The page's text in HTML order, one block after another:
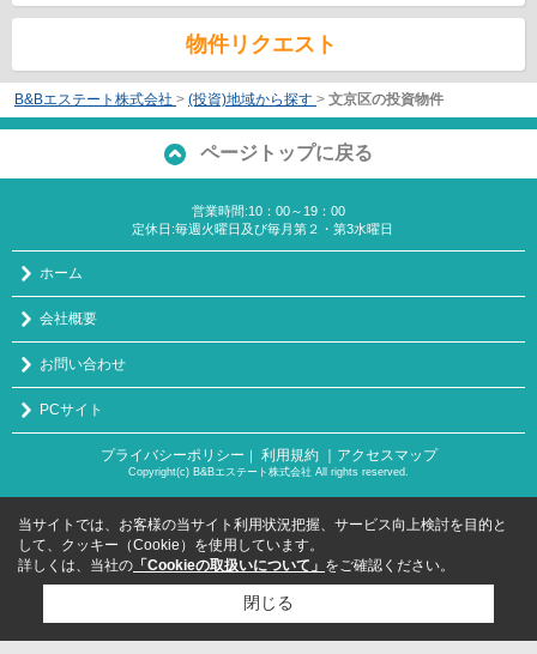
物件リクエスト
B&Bエステート株式会社 > (投資)地域から探す > 文京区の投資物件
ページトップに戻る
営業時間:10：00～19：00
定休日:毎週火曜日及び毎月第２・第3水曜日
ホーム
会社概要
お問い合わせ
PCサイト
プライバシーポリシー ｜ 利用規約 ｜アクセスマップ
Copyright(c) B&Bエステート株式会社 All rights reserved.
当サイトでは、お客様の当サイト利用状況把握、サービス向上検討を目的と
して、クッキー（Cookie）を使用しています。
詳しくは、当社の 「Cookieの取扱いについて」 をご確認ください。
閉じる